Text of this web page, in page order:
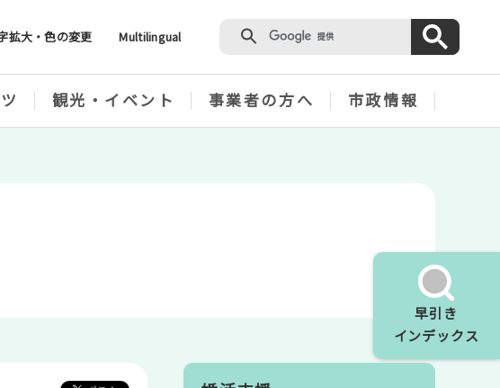
拡大・色の変更 Multilingual
早引き
インデックス
観光・イベント 事業者の方へ 市政情報